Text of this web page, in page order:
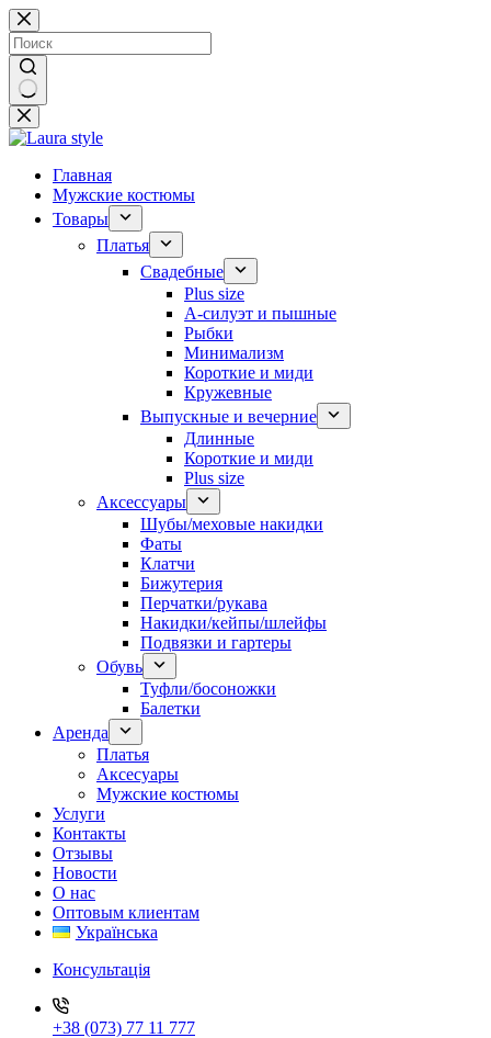
Перейти
к
сути
Ничего
не
Главная
Мужские костюмы
Товары
Платья
Свадебные
Plus size
А-силуэт и пышные
Рыбки
Минимализм
Короткие и миди
Кружевные
Выпускные и вечерние
Длинные
Короткие и миди
Plus size
Аксессуары
Шубы/меховые накидки
Фаты
Клатчи
Бижутерия
Перчатки/рукава
Накидки/кейпы/шлейфы
Подвязки и гартеры
Обувь
Туфли/босоножки
Балетки
Аренда
Платья
Аксесуары
Мужские костюмы
Услуги
Контакты
Отзывы
Новости
О нас
Оптовым клиентам
Українська
Консультація
+38 (073) 77 11 777